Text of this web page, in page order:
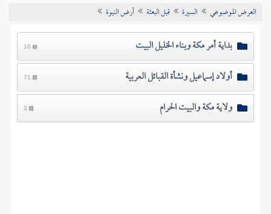
تراجم الأعلام
العرض الموضوعي السيرة قبل البعثة أرض النبوة
بداية أمر مكة وبناء الخليل البيت 16
أولاد إسماعيل ونشأة القبائل العربية 71
ولاية مكة والبيت الحرام 3